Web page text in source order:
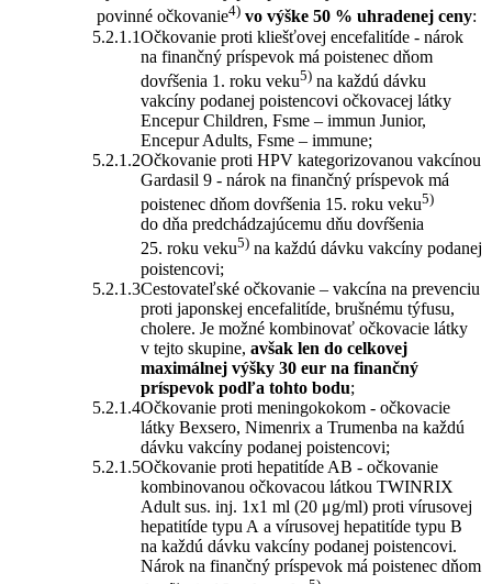
povinné očkovanie4) vo výške 50 % uhradenej ceny:
Očkovanie proti kliešťovej encefalitíde - nárok
na finančný príspevok má poistenec dňom
dovŕšenia 1. roku veku5) na každú dávku
vakcíny podanej poistencovi očkovacej látky
Encepur Children, Fsme – immun Junior,
Encepur Adults, Fsme – immune;
Očkovanie proti HPV kategorizovanou vakcínou
Gardasil 9 - nárok na finančný príspevok má
poistenec dňom dovŕšenia 15. roku veku5)
do dňa predchádzajúcemu dňu dovŕšenia
25. roku veku5) na každú dávku vakcíny podanej
poistencovi;
Cestovateľské očkovanie – vakcína na prevenciu
proti japonskej encefalitíde, brušnému týfusu,
cholere. Je možné kombinovať očkovacie látky
v tejto skupine, avšak len do celkovej
maximálnej výšky 30 eur na finančný
príspevok podľa tohto bodu;
Očkovanie proti meningokokom - očkovacie
látky Bexsero, Nimenrix a Trumenba na každú
dávku vakcíny podanej poistencovi;
Očkovanie proti hepatitíde AB - očkovanie
kombinovanou očkovacou látkou TWINRIX
Adult sus. inj. 1x1 ml (20 μg/ml) proti vírusovej
hepatitíde typu A a vírusovej hepatitíde typu B
na každú dávku vakcíny podanej poistencovi.
Nárok na finančný príspevok má poistenec dňom